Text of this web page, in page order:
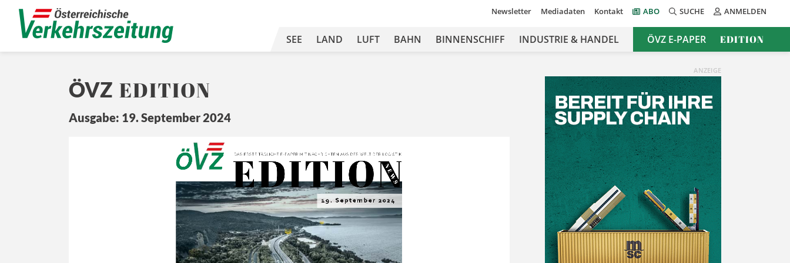
Newsletter Mediadaten Kontakt ABO SUCHE ANMELDEN
SEE LAND LUFT BAHN BINNENSCHIFF INDUSTRIE & HANDEL ÖVZ E-PAPER EDITION
ÖVZ EDITION
Ausgabe: 19. September 2024
Z
Ö
19. September 2024
EDITION
DAS ERSTE TÄ GLICHE E- PAPER MIT NACHRICHTEN A US DER WELT DER LOGISTIK
N E
W S
ANZEIGE